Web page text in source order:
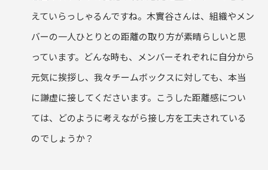
えていらっしゃるんですね。木實谷さんは、組織やメン
バーの一人ひとりとの距離の取り方が素晴らしいと思
っています。どんな時も、メンバーそれぞれに自分から
元気に挨拶し、我々チームボックスに対しても、本当
に謙虚に接してくださいます。こうした距離感につい
ては、どのように考えながら接し方を工夫されている
のでしょうか？